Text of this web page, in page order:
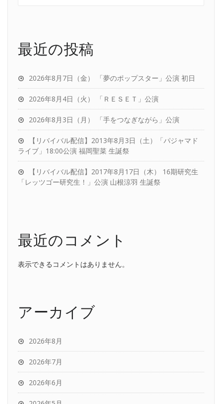
最近の投稿
2026年8月7日（金） 「夢のポップスター」公演 初日
2026年8月4日（火） 「ＲＥＳＥＴ」公演
2026年8月3日（月） 「手をつなぎながら」公演
【リバイバル配信】2013年8月3日（土）「パジャマド
ライブ」18:00公演 福岡聖菜 生誕祭
【リバイバル配信】2017年8月17日（木） 16期研究生
「レッツゴー研究生！」公演 山根涼羽 生誕祭
最近のコメント
表示できるコメントはありません。
アーカイブ
2026年8月
2026年7月
2026年6月